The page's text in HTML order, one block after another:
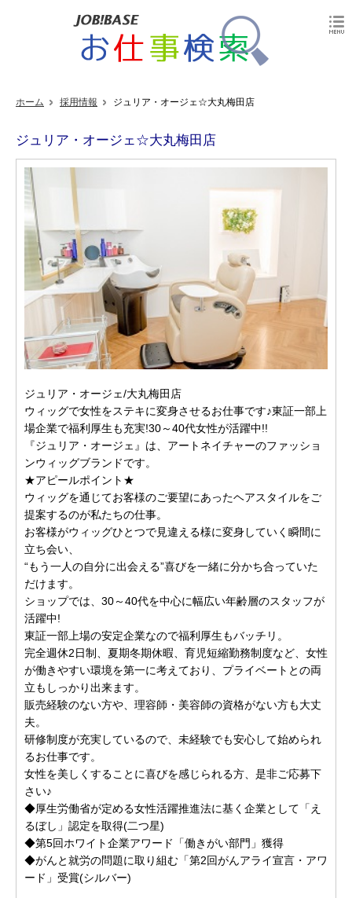
ホーム 採用情報 ジュリア・オージェ☆大丸梅田店
ジュリア・オージェ☆大丸梅田店
ジュリア・オージェ/大丸梅田店
ウィッグで女性をステキに変身させるお仕事です♪東証一部上
場企業で福利厚生も充実!30～40代女性が活躍中!!
『ジュリア・オージェ』は、アートネイチャーのファッショ
ンウィッグブランドです。
★アピールポイント★
ウィッグを通じてお客様のご要望にあったヘアスタイルをご
提案するのが私たちの仕事。
お客様がウィッグひとつで見違える様に変身していく瞬間に
立ち会い、
“もう一人の自分に出会える”喜びを一緒に分かち合っていた
だけます。
ショップでは、30～40代を中心に幅広い年齢層のスタッフが
活躍中!
東証一部上場の安定企業なので福利厚生もバッチリ。
完全週休2日制、夏期冬期休暇、育児短縮勤務制度など、女性
が働きやすい環境を第一に考えており、プライベートとの両
立もしっかり出来ます。
販売経験のない方や、理容師・美容師の資格がない方も大丈
夫。
研修制度が充実しているので、未経験でも安心して始められ
るお仕事です。
女性を美しくすることに喜びを感じられる方、是非ご応募下
さい♪
◆厚生労働省が定める女性活躍推進法に基く企業として「え
るぼし」認定を取得(二つ星)
◆第5回ホワイト企業アワード「働きがい部門」獲得
◆がんと就労の問題に取り組む「第2回がんアライ宣言・アワ
ード」受賞(シルバー)